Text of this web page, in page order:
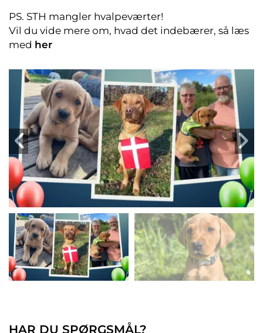
PS. STH mangler hvalpeværter!
Vil du vide mere om, hvad det indebærer, så læs
med her
HAR DU SPØRGSMÅL?